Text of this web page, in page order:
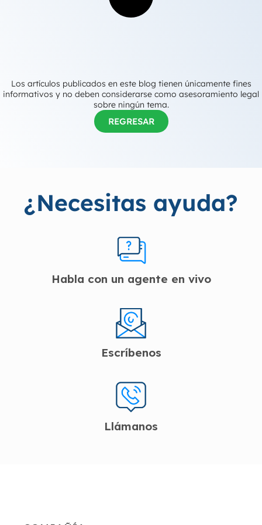
Los artículos publicados en este blog tienen únicamente fines
informativos y no deben considerarse como asesoramiento legal
sobre ningún tema.
REGRESAR
¿Necesitas ayuda?
Habla con un agente en vivo
Escríbenos
Llámanos